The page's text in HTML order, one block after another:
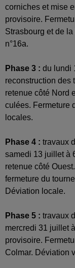
corniches et mise
provisoire.
Strasbourg et de
n°16a.
Phase 3 : du lundi
reconstruction des
retenue côté Nord
culées. Fermeture
locales.
Phase 4 : travaux
samedi 13 juillet à
retenue côté
fermeture du
Déviation locale.
Phase 5 : travaux
mercredi 31 juillet
provisoire.
Colmar. Déviation